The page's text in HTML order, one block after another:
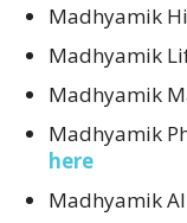
Madhyamik
Madhyamik
Madhyamik
Madhyamik
here
Madhyamik